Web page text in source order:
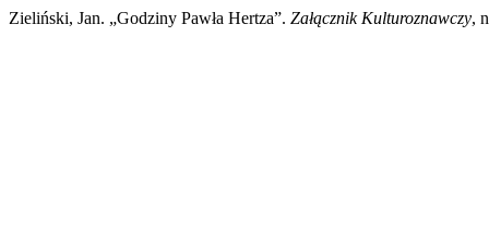
Zieliński, Jan. „Godziny Pawła Hertza”. Załącznik Kulturoznawczy,